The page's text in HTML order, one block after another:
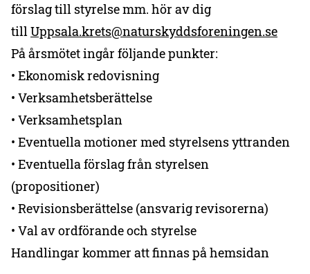
förslag till styrelse mm. hör av dig
tillUppsala.krets@naturskyddsforeningen.se
På årsmötet ingår följande punkter:
• Ekonomisk redovisning
• Verksamhetsberättelse
• Verksamhetsplan
• Eventuella motioner med styrelsens yttranden
• Eventuella förslag från styrelsen
(propositioner)
• Revisionsberättelse (ansvarig revisorerna)
• Val av ordförande och styrelse
Handlingar kommer att finnas på hemsidan